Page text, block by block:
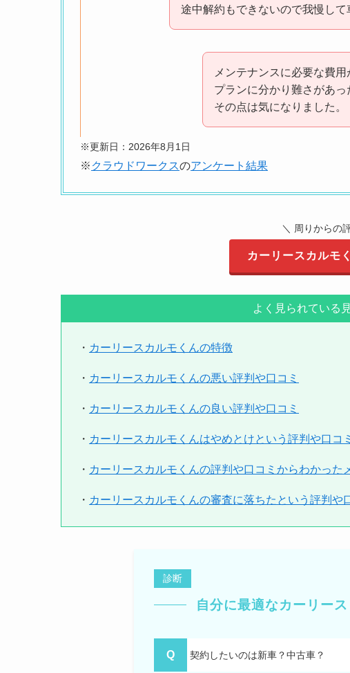
途中解約もできないので我慢して
メンテナンスに必要な費用
プランに分かり難さがあっ
その点は気になりました。
結構時間がかかてしま
契約期間が長い場合、ライフスタイル
また、車の種類が他のサービスに比べ
5~6年以上
あえて
※更新日：2026年8月1日
※ クラウドワークスのアンケート結果
＼ 周りからの
カーリースカルモ
よく見られている
・ カーリースカルモくんの特徴
・ カーリースカルモくんの悪い評判や口コミ
・ カーリースカルモくんの良い評判や口コミ
・ カーリースカルモくんはやめとけという評判や口コ
・ カーリースカルモくんの評判や口コミからわかった
・ カーリースカルモくんの審査に落ちたという評判や
診断
自分に最適なカーリー
契約したいのは新車？中古車？